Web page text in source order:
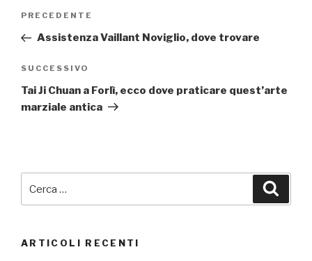
Articolo
precedente:
PRECEDENTE
Assistenza Vaillant Noviglio, dove trovare
Articolo
successivo
SUCCESSIVO
Tai Ji Chuan a Forlì, ecco dove praticare quest’arte
marziale antica
ARTICOLI RECENTI